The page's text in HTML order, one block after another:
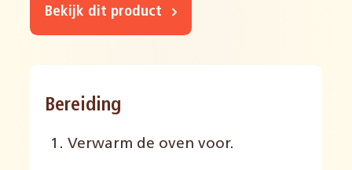
Bekijk dit product
Bereiding
Verwarm de oven voor.